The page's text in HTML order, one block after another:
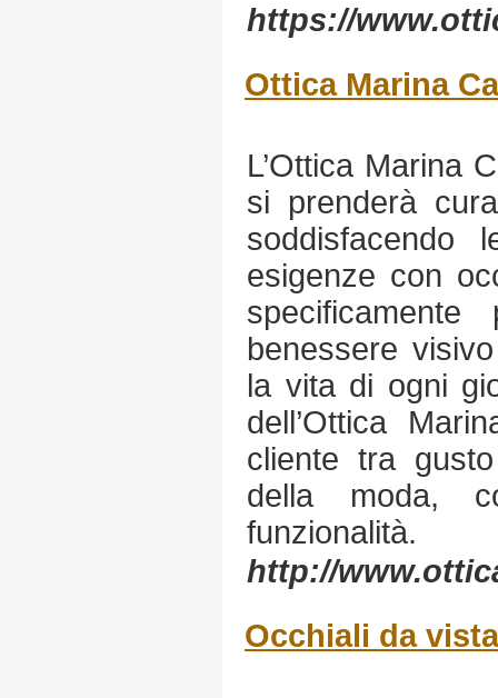
https://
Ottica Marina
L’Ottica Marina
si prenderà
soddisfacendo
esigenze con
benessere
la vita di ogni
dell’Ottica
cliente tra
della moda,
funzionalità.
http://
Occhiali da